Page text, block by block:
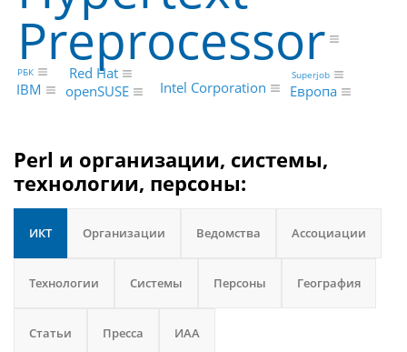
Preprocessor
IBM
Red Hat
openSUSE
Intel Corporation Европа
Superjob
РБК
Perl и организации, системы,
технологии, персоны:
ИКТ Организации Ведомства Ассоциации
Технологии Системы Персоны География
Статьи Пресса ИАА